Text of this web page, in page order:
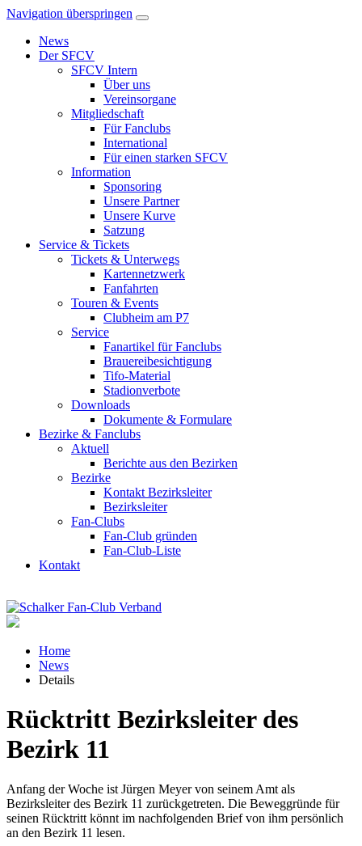
Navigation überspringen
News
Der SFCV
SFCV Intern
Über uns
Vereinsorgane
Mitgliedschaft
Für Fanclubs
International
Für einen starken SFCV
Information
Sponsoring
Unsere Partner
Unsere Kurve
Satzung
Service & Tickets
Tickets & Unterwegs
Kartennetzwerk
Fanfahrten
Touren & Events
Clubheim am P7
Service
Fanartikel für Fanclubs
Brauereibesichtigung
Tifo-Material
Stadionverbote
Downloads
Dokumente & Formulare
Bezirke & Fanclubs
Aktuell
Berichte aus den Bezirken
Bezirke
Kontakt Bezirksleiter
Bezirksleiter
Fan-Clubs
Fan-Club gründen
Fan-Club-Liste
Kontakt
Home
News
Details
Rücktritt Bezirksleiter des
Bezirk 11
Anfang der Woche ist Jürgen Meyer von seinem Amt als
Bezirksleiter des Bezirk 11 zurückgetreten. Die Beweggründe für
seinen Rücktritt könnt im nachfolgenden Brief von ihm persönlich
an den Bezirk 11 lesen.